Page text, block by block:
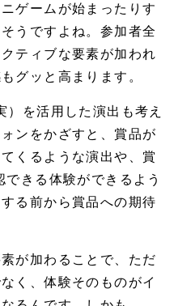
ゲームが始まったりす
うですよね。参加者全
ティブな要素が加われ
グッと高まります。
）を活用した演出も考え
ンをかざすと、賞品が
くるような演出や、賞
きる体験ができるよう
る前から賞品への期待
が加わることで、ただ
く、体験そのものがイ